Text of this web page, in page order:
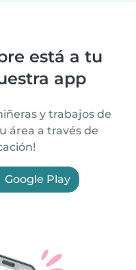
está a tu
app
y trabajos de
área a través de
Google Play